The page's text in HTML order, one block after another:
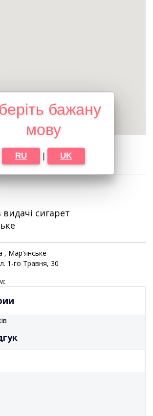
бажану
мову
RU | UK
оптом в місті
видачі сигарет
, Мар'янське
1-го Травня, 30